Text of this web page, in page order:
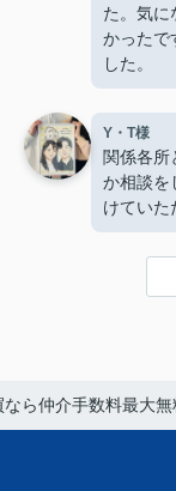
た。気に
かったで
した。
Y・T様
関係各所
か相談を
けていた
ら仲介手数料最大